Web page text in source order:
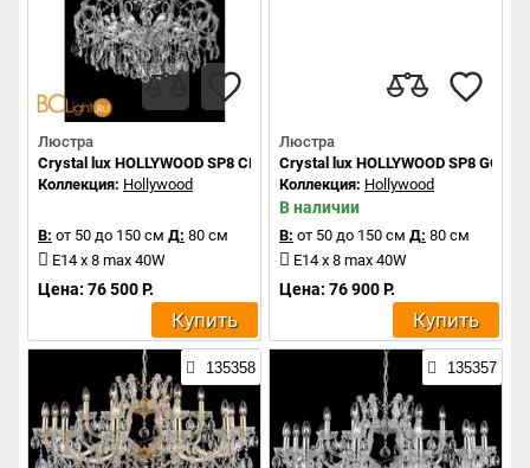
Люстра
Crystal lux HOLLYWOOD SP8 CHROME
Коллекция: Hollywood
В: от 50 до 150 см Д: 80 см
E14 x 8 max 40W
Цена: 76 500 Р.
Купить
Люстра
Crystal lux HOLLYWOOD SP8 GOLD
Коллекция: Hollywood
В наличии
В: от 50 до 150 см Д: 80 см
Е14 x 8 max 40W
Цена: 76 900 Р.
Купить
135358 135357